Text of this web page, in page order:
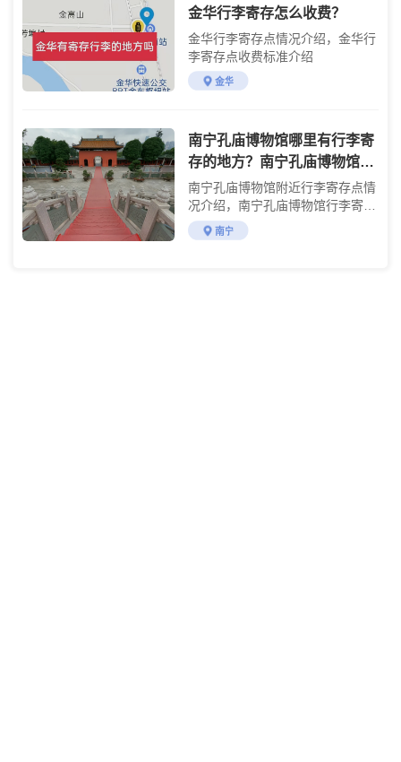
金华行李寄存怎么收费？
金华行李寄存点情况介绍，金华行
李寄存点收费标准介绍
金华
南宁孔庙博物馆哪里有行李寄
存的地方？南宁孔庙博物馆行
李寄存怎么收费？
南宁孔庙博物馆附近行李寄存点情
况介绍，南宁孔庙博物馆行李寄存
点收费标准介绍
南宁